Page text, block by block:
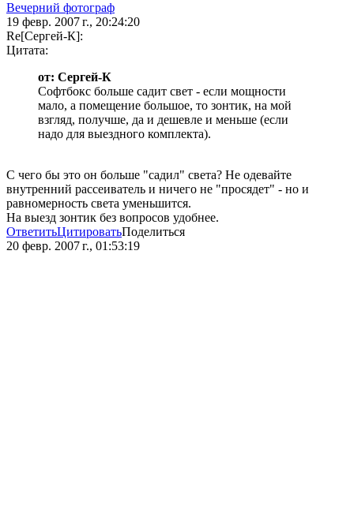
Вечерний фотограф
19 февр. 2007 г., 20:24:20
Re[Сергей-К]:
Цитата:
от: Сергей-К
Софтбокс больше садит свет - если мощности
мало, а помещение большое, то зонтик, на мой
взгляд, получше, да и дешевле и меньше (если
надо для выездного комплекта).
С чего бы это он больше "садил" света? Не одевайте
внутренний рассеиватель и ничего не "просядет" - но и
равномерность света уменьшится.
На выезд зонтик без вопросов удобнее.
ОтветитьЦитироватьПоделиться
20 февр. 2007 г., 01:53:19